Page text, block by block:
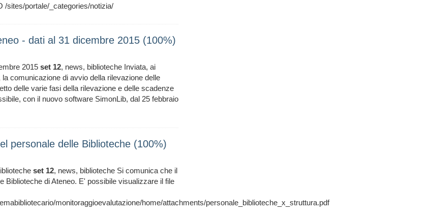
/sites/portale/_categories/notizia/
- dati al 31 dicembre 2015 (100%)
2015 set 12, news, biblioteche Inviata, ai
comunicazione di avvio della rilevazione delle
delle varie fasi della rilevazione e delle scadenze
con il nuovo software SimonLib, dal 25 febbraio
personale delle Biblioteche (100%)
set 12, news, biblioteche Si comunica che il
Biblioteche di Ateneo. E' possibile visualizzare il file
monitoraggioevalutazione/home/attachments/personale_biblioteche_x_struttura.pdf